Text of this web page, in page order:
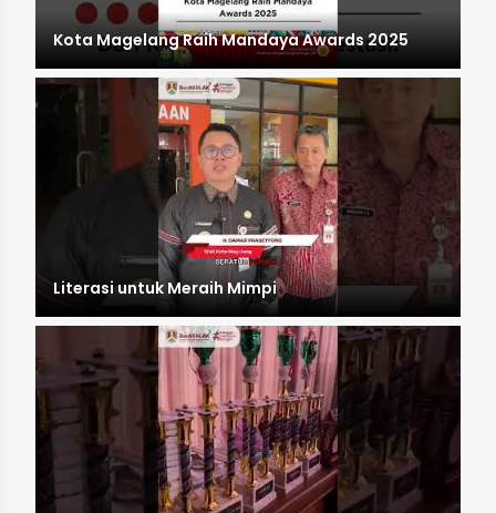
Kota Magelang Raih Mandaya Awards 2025
Literasi untuk Meraih Mimpi